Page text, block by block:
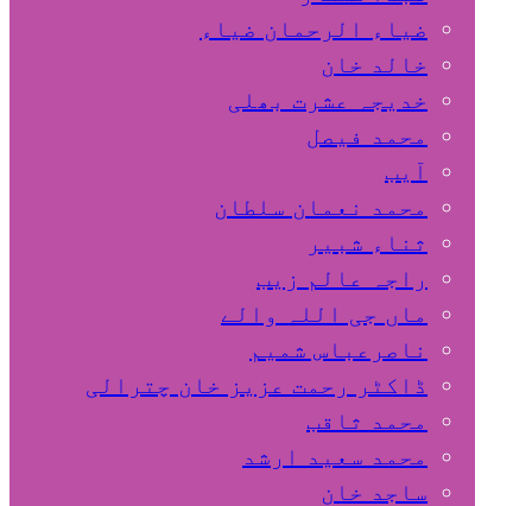
ضیاء الرحمان ضیاء
خالد خان
خدیجہ عشرت بھلی
محمد فیصل
آیب
محمد نعمان سلطان
ثناء شبیر
راجہ عالم زیب
ماں جی اللہ والے
ناصرعباس شمیم
ڈاکٹر رحمت عزیز خان چترالی
محمد ثاقب
محمد سعید ارشد
ساجد خان